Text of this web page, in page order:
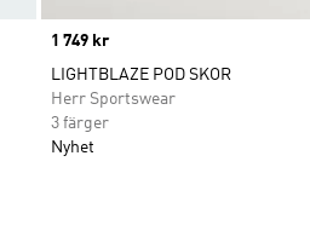
Price
1 749 kr
LIGHTBLAZE POD SKOR
Herr Sportswear
3 färger
Nyhet